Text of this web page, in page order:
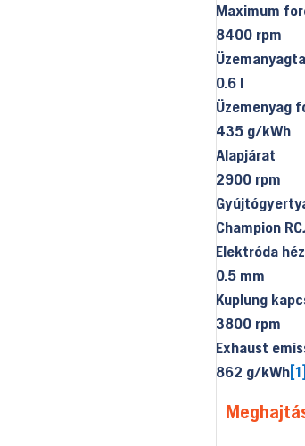
Maximum
8400 rpm
0.6 l
Üzemenyag
435 g/kWh
Alapjárat
2900 rpm
Champion
Elektróda
0.5 mm
Kuplung
3800 rpm
Exhaust
862 g/kWh[1]